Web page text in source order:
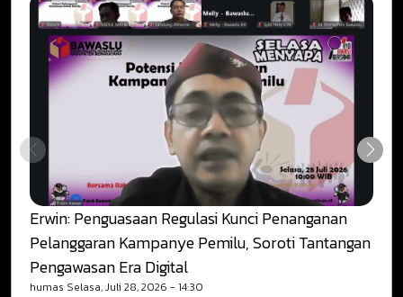
Erwin: Penguasaan Regulasi Kunci Penanganan
Pelanggaran Kampanye Pemilu, Soroti Tantangan
Pengawasan Era Digital
humas Selasa, Juli 28, 2026 - 14:30